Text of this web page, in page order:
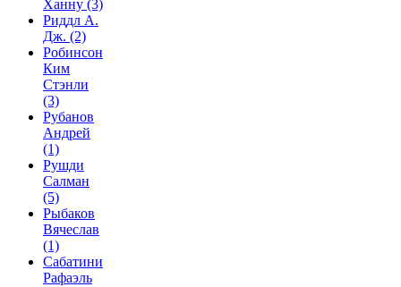
Ханну (3)
Риддл А.
Дж. (2)
Робинсон
Ким
Стэнли
(3)
Рубанов
Андрей
(1)
Рушди
Салман
(5)
Рыбаков
Вячеслав
(1)
Сабатини
Рафаэль